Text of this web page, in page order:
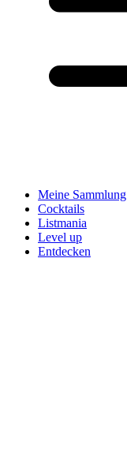
Meine Sammlung
Cocktails
Listmania
Level up
Entdecken